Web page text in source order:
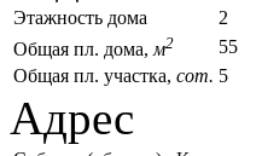
Этажность дома
2
Общая пл. дома, м2
55
Общая пл. участка, сот. 5
Адрес